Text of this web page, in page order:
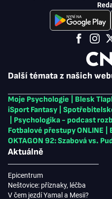
Další témata z našich
Moje Psychologie Blesk
iSport Fantasy
Psychologika - podcast
Fotbalové přestupy ONLINE
OKTAGON 92: Szabová vs.
Aktuálně
Epicentrum
Neštovice: příznaky, léčba
V čem jezdí Yamal a Mesii?